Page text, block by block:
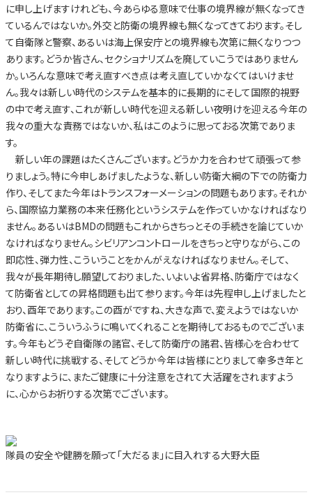
に申し上げますけれども、今あらゆる意味で仕事の境界線が無くなってき
ているんではないか。外交と防衛の境界線も無くなってきております。そし
て自衛隊と警察、あるいは海上保安庁との境界線も次第に無くなりつつ
あります。どうか皆さん、セクショナリズムを廃していこうではありません
か。いろんな意味で考え直すべき点は考え直していかなくてはいけませ
ん。我々は新しい時代のシステムを基本的に長期的にそして国際的視野
の中で考え直す、これが新しい時代を迎える新しい夜明けを迎える今年の
我々の重大な責務ではないか、私はこのように思っておる次第でありま
す。
新しい年の課題はたくさんございます。どうか力を合わせて頑張って参
りましょう。特に今申しあげましたような、新しい防衛大綱の下での防衛力
作り、そしてまた今年はトランスフォーメーションの問題もあります。それか
ら、国際協力業務の本来任務化というシステムを作っていかなければなり
ません。あるいはBMDの問題もこれからきちっとその手続きを論じていか
なければなりません。シビリアンコントロールをきちっと守りながら、この
即応性、弾力性、こういうことをかんがえなければなりません。そして、
我々が長年期待し願望しておりました、いよいよ省昇格、防衛庁ではなく
て防衛省としての昇格問題も出て参ります。今年は先程申し上げましたと
おり、酉年であります。この酉がですね、大きな声で、変えようではないか
防衛省に、こういうふうに鳴いてくれることを期待しておるものでございま
す。今年もどうぞ自衛隊の諸官、そして防衛庁の諸君、皆様心を合わせて
新しい時代に挑戦する、そしてどうか今年は皆様にとりまして幸多き年と
なりますように、またご健康に十分注意をされて大活躍をされますよう
に、心からお祈りする次第でございます。
隊員の安全や健勝を願って「大だるま」に目入れする大野大臣